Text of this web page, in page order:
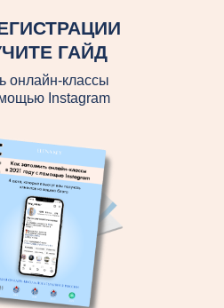
ГАЙД
онлайн-классы
Instagram